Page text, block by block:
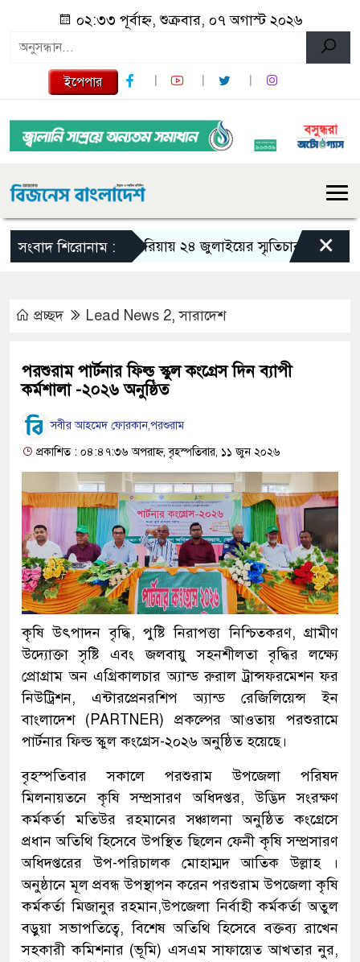
০২:৩৩ পূর্বাহ্ন, শুক্রবার, ০৭ অগাস্ট ২০২৬
ইপেপার
সংবাদ শিরোনাম :গজারিয়ায় ২৪ জুলাইয়ের স্মৃতিচারণ: গুমের×
প্রচ্ছদ Lead News 2,সারাদেশ
পরশুরাম পার্টনার ফিল্ড স্কুল কংগ্রেস দিন ব্যাপী
কর্মশালা -২০২৬ অনুষ্ঠিত
সবীর আহমেদ ফোরকান,পরশুরাম
প্রকাশিত : ০৪:৪৭:৩৬ অপরাহ্ন, বৃহস্পতিবার, ১১ জুন ২০২৬
কৃষি উৎপাদন বৃদ্ধি, পুষ্টি নিরাপত্তা নিশ্চিতকরণ, গ্রামীণ
উদ্যোক্তা সৃষ্টি এবং জলবায়ু সহনশীলতা বৃদ্ধির লক্ষ্যে
প্রোগ্রাম অন এগ্রিকালচার অ্যান্ড রুরাল ট্রান্সফরমেশন ফর
নিউট্রিশন, এন্টারপ্রেনরশিপ অ্যান্ড রেজিলিয়েন্স ইন
বাংলাদেশ (PARTNER) প্রকল্পের আওতায় পরশুরামে
পার্টনার ফিল্ড স্কুল কংগ্রেস-২০২৬ অনুষ্ঠিত হয়েছে।
বৃহস্পতিবার সকালে পরশুরাম উপজেলা পরিষদ
মিলনায়তনে কৃষি সম্প্রসারণ অধিদপ্তর, উদ্ভিদ সংরক্ষণ
কর্মকর্তা মতিউর রহমানের সঞ্চালনা অনুষ্ঠিত কংগ্রেসে
প্রধান অতিথি হিসেবে উপস্থিত ছিলেন ফেনী কৃষি সম্প্রসারণ
অধিদপ্তরের উপ-পরিচালক মোহাম্মদ আতিক উল্লাহ ।
অনুষ্ঠানে মূল প্রবন্ধ উপস্থাপন করেন পরশুরাম উপজেলা কৃষি
কর্মকর্তা মিজানুর রহমান,উপজেলা নির্বাহী কর্মকর্তা অতুল
বড়ুয়া সভাপতিত্বে, বিশেষ অতিথি হিসেবে বক্তব্য রাখেন
সহকারী কমিশনার (ভূমি) এসএম সাফায়েত আখতার নুর,